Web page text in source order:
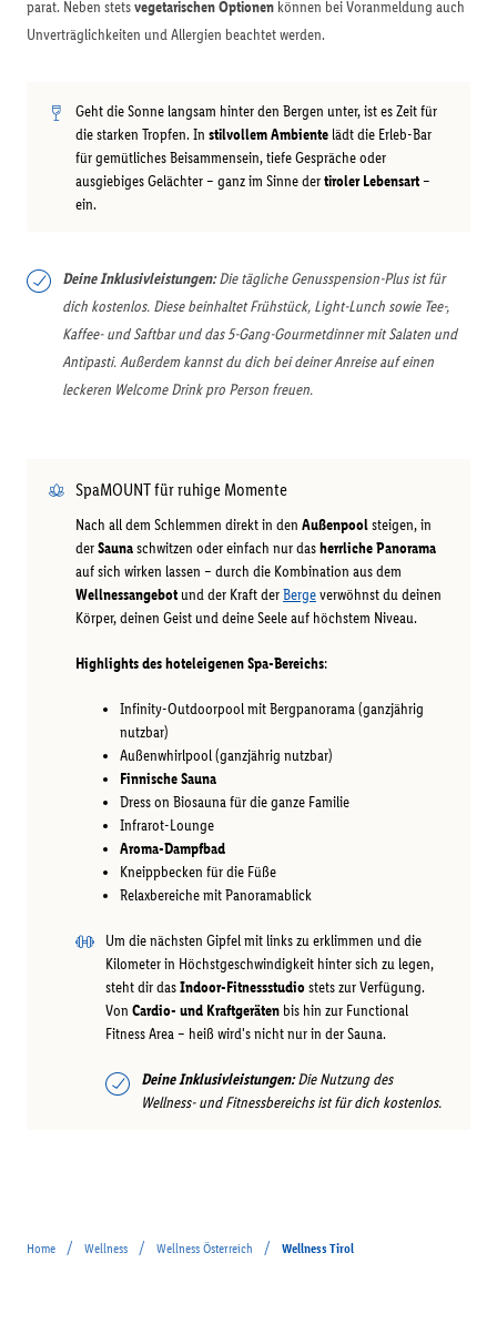
parat. Neben stetsvegetarischen Optionen können bei Voranmeldung auch
Unverträglichkeiten und Allergien beachtet werden.
Geht die Sonne langsam hinter den Bergen unter, ist es Zeit für
die starken Tropfen. In stilvollem Ambiente lädt die Erleb-Bar
für gemütliches Beisammensein, tiefe Gespräche oder
ausgiebiges Gelächter – ganz im Sinne dertiroler Lebensart–
ein.
Deine Inklusivleistungen:Die tägliche Genusspension-Plus ist für
dich kostenlos. Diese beinhaltet Frühstück, Light-Lunch sowie Tee-,
Kaffee- und Saftbar und das 5-Gang-Gourmetdinner mit Salaten und
Antipasti. Außerdem kannst du dich bei deiner Anreise auf einen
leckeren Welcome Drink pro Person freuen.
SpaMOUNT für ruhige Momente
Nach all dem Schlemmen direkt in den Außenpoolsteigen, in
derSaunaschwitzen oder einfach nur dasherrliche Panorama
auf sich wirken lassen – durch die Kombination aus dem
Wellnessangebot und der Kraft derBergeverwöhnst du deinen
Körper, deinen Geist und deine Seele auf höchstem Niveau.
Highlights des hoteleigenen Spa-Bereichs:
Infinity-Outdoorpool mit Bergpanorama (ganzjährig
nutzbar)
Außenwhirlpool (ganzjährig nutzbar)
Finnische Sauna
Dress on Biosauna für die ganze Familie
Infrarot-Lounge
Aroma-Dampfbad
Kneippbecken für die Füße
Relaxbereiche mit Panoramablick
Um die nächsten Gipfel mit links zu erklimmen und die
Kilometer in Höchstgeschwindigkeit hinter sich zu legen,
steht dir dasIndoor-Fitnessstudiostets zur Verfügung.
Von Cardio- und Kraftgeräten bis hin zur Functional
Fitness Area – heiß wird's nicht nur in der Sauna.
Deine Inklusivleistungen:Die Nutzung des
Wellness- und Fitnessbereichs ist für dich kostenlos.
Home / Wellness / Wellness Österreich / Wellness Tirol